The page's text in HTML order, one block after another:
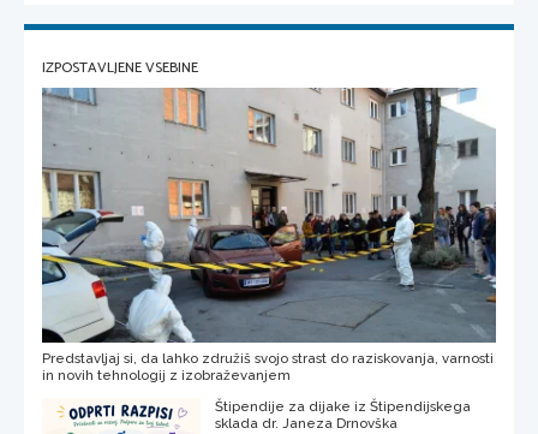
IZPOSTAVLJENE VSEBINE
Predstavljaj si, da lahko združiš svojo strast do raziskovanja, varnosti
in novih tehnologij z izobraževanjem
Štipendije za dijake iz Štipendijskega
sklada dr. Janeza Drnovška